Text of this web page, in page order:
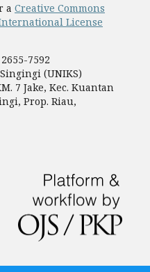
a Creative Commons
License
7592
(UNIKS)
7 Jake, Kec. Kuantan
Prop. Riau,